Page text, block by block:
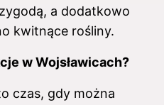
a dodatkowo
kwitnące rośliny.
w Wojsławicach?
czas, gdy można